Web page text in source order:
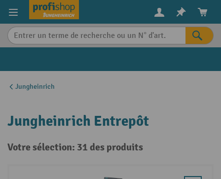
content
Jungheinrich
Jungheinrich Entrepôt
Votre sélection: 31 des produits